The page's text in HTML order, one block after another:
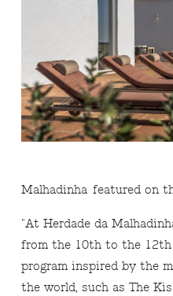
Malhadinhafeatured on
"At Herdade da
from the 10th to the
program inspired by the
the world, such as The